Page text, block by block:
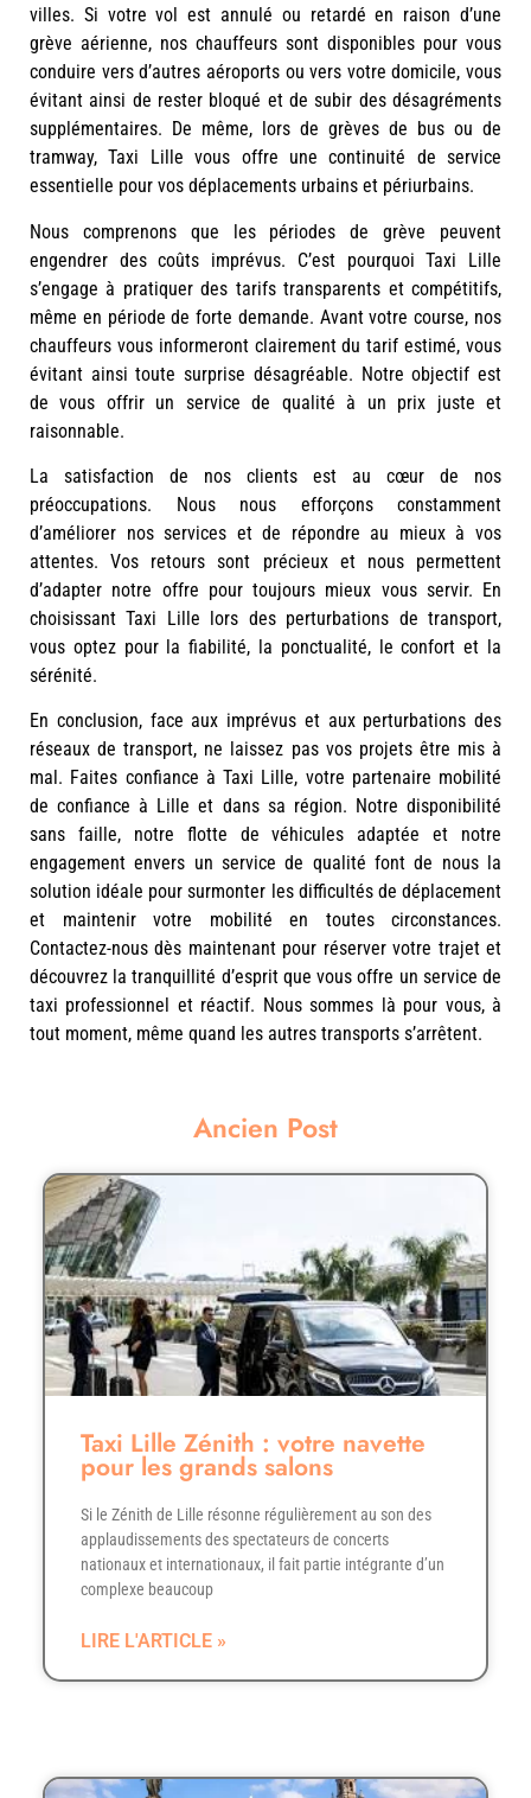
villes. Si votre vol est annulé ou retardé en raison d’une
grève aérienne, nos chauffeurs sont disponibles pour vous
conduire vers d’autres aéroports ou vers votre domicile, vous
évitant ainsi de rester bloqué et de subir des désagréments
supplémentaires. De même, lors de grèves de bus ou de
tramway, Taxi Lille vous offre une continuité de service
essentielle pour vos déplacements urbains et périurbains.
Nous comprenons que les périodes de grève peuvent
engendrer des coûts imprévus. C’est pourquoi Taxi Lille
s’engage à pratiquer des tarifs transparents et compétitifs,
même en période de forte demande. Avant votre course, nos
chauffeurs vous informeront clairement du tarif estimé, vous
évitant ainsi toute surprise désagréable. Notre objectif est
de vous offrir un service de qualité à un prix juste et
raisonnable.
La satisfaction de nos clients est au cœur de nos
préoccupations. Nous nous efforçons constamment
d’améliorer nos services et de répondre au mieux à vos
attentes. Vos retours sont précieux et nous permettent
d’adapter notre offre pour toujours mieux vous servir. En
choisissant Taxi Lille lors des perturbations de transport,
vous optez pour la fiabilité, la ponctualité, le confort et la
sérénité.
En conclusion, face aux imprévus et aux perturbations des
réseaux de transport, ne laissez pas vos projets être mis à
mal. Faites confiance à Taxi Lille, votre partenaire mobilité
de confiance à Lille et dans sa région. Notre disponibilité
sans faille, notre flotte de véhicules adaptée et notre
engagement envers un service de qualité font de nous la
solution idéale pour surmonter les difficultés de déplacement
et maintenir votre mobilité en toutes circonstances.
Contactez-nous dès maintenant pour réserver votre trajet et
découvrez la tranquillité d’esprit que vous offre un service de
taxi professionnel et réactif. Nous sommes là pour vous, à
tout moment, même quand les autres transports s’arrêtent.
Ancien Post
Taxi Lille Zénith : votre navette
pour les grands salons
Si le Zénith de Lille résonne régulièrement au son des
applaudissements des spectateurs de concerts
nationaux et internationaux, il fait partie intégrante d’un
complexe beaucoup
LIRE L'ARTICLE »